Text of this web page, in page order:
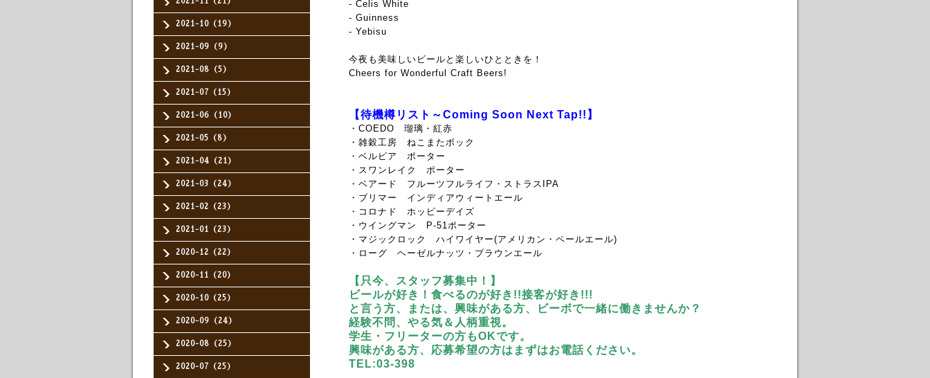
2021-10（19）
2021-09（9）
2021-08（5）
2021-07（15）
2021-06（10）
2021-05（8）
2021-04（21）
2021-03（24）
2021-02（23）
2021-01（23）
2020-12（22）
2020-11（20）
2020-10（25）
2020-09（24）
2020-08（25）
2020-07（25）
- Celis White
- Guinness
- Yebisu
今夜も美味しいビールと楽しいひとときを！
Cheers for Wonderful Craft Beers!
【待機樽リスト～Coming Soon Next Tap!!】
・COEDO 瑠璃・紅赤
・雑穀工房 ねこまたボック
・ベルビア ポーター
・スワンレイク ポーター
・ベアード フルーツフルライフ・ストラスIPA
・ブリマー インディアウィートエール
・コロナド ホッピーデイズ
・ウイングマン P-51ポーター
・マジックロック ハイワイヤー(アメリカン・ペールエール)
・ローグ ヘーゼルナッツ・ブラウンエール
【只今、スタッフ募集中！】
ビールが好き！食べるのが好き!!接客が好き!!!
と言う方、または、興味がある方、ビーボで一緒に働きませんか？
経験不問、やる気＆人柄重視。
学生・フリーターの方もOKです。
興味がある方、応募希望の方はまずはお電話ください。
TEL:03-398